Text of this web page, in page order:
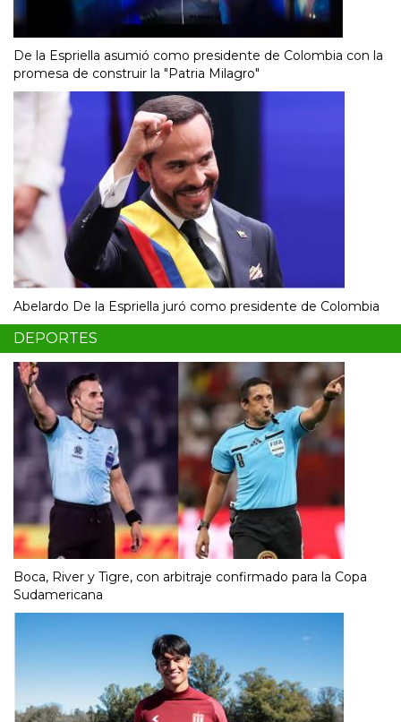
De la Espriella asumió como presidente de Colombia con la
promesa de construir la "Patria Milagro"
Abelardo De la Espriella juró como presidente de Colombia
DEPORTES
Boca, River y Tigre, con arbitraje confirmado para la Copa
Sudamericana